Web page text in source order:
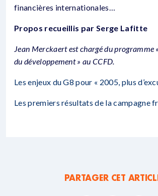
financières internationales…
Propos recueillis par Serge Lafitte
Jean Merckaert est chargé du programme
du développement » au CCFD.
Les enjeux du G8 pour « 2005, plus
Les premiers résultats de la campagne
PARTAGER CET